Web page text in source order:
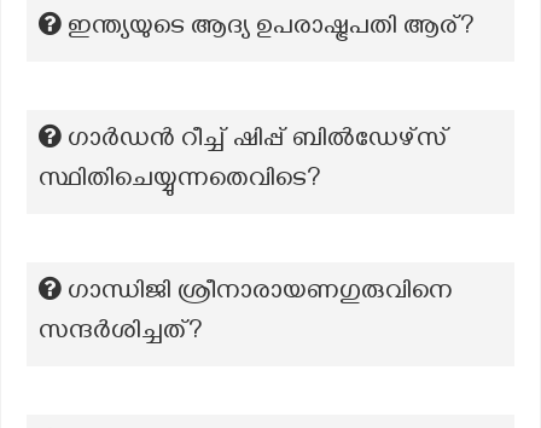
ഇന്ത്യയുടെ ആദ്യ ഉപരാഷ്ട്രപതി ആര്?
ഗാർഡൻ റീച്ച് ഷിപ്പ് ബിൽഡേഴ്സ്
സ്ഥിതിചെയ്യുന്നതെവിടെ?
ഗാന്ധിജി ശ്രീനാരായണഗുരുവിനെ
സന്ദര്‍ശിച്ചത്?